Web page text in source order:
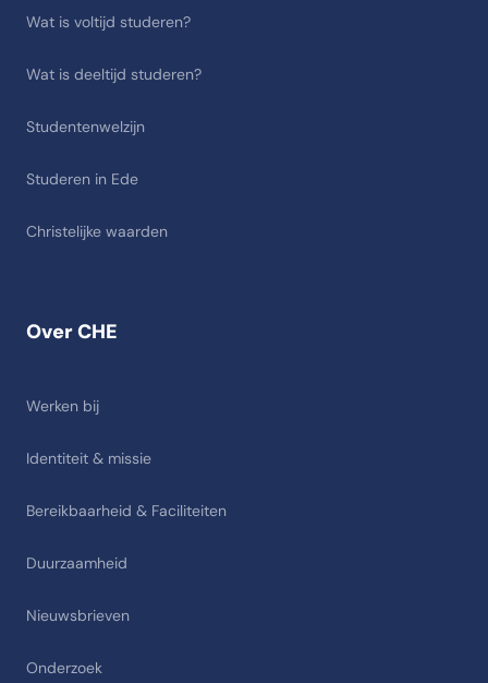
Over CHE
Werken bij
Identiteit & missie
Bereikbaarheid & Faciliteiten
Duurzaamheid
Nieuwsbrieven
Onderzoek
Wat is voltijd studeren?
Wat is deeltijd studeren?
Studentenwelzijn
Studeren in Ede
Christelijke waarden